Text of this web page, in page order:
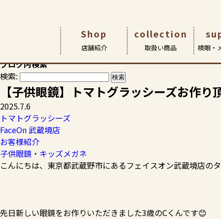
Shop
店舗紹介
店舗紹介 アイ&アイ瑞江本店
collection
取扱い商品
取扱商品 こども
検眼・
検眼・メンテナンス サポー
アイ&アイについて
ごあいさ
アイ アン
お客様の素敵な笑顔やおすすめ商品など、各店からの情報満
ブログ内検索
検索:
【子供眼鏡】トマトグラッシーズお作り
2025.7.6
トマトグラッシーズ
FaceOn 武蔵境店
お客様紹介
子供眼鏡・キッズメガネ
こんにちは、東京都武蔵野市にあるフェイスオン武蔵境店の
先日新しい眼鏡をお作りいただきました3歳のCくんです😊